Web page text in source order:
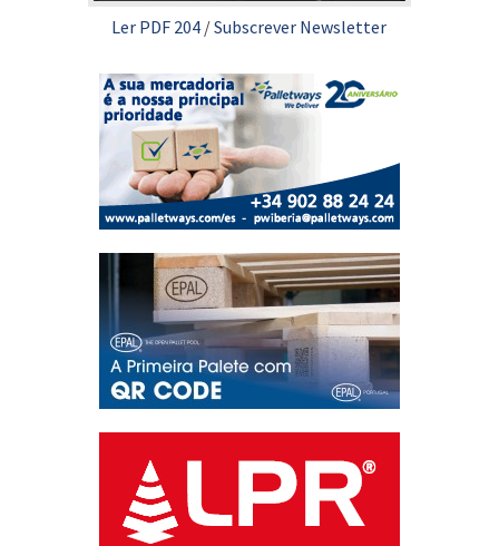
Ler PDF 204 /Subscrever Newsletter